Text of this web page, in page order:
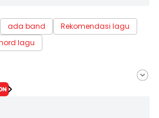
ada band
Rekomendasi lagu
lagu